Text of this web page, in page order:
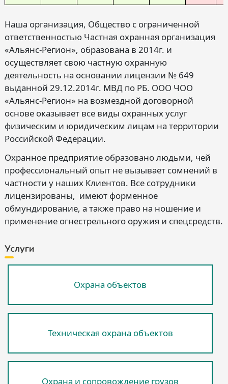
Наша организация, Общество с ограниченной
ответственностью Частная охранная организация
«Альянс-Регион», образована в 2014г. и
осуществляет свою частную охранную
деятельность на основании лицензии № 649
выданной 29.12.2014г. МВД по РБ. ООО ЧОО
«Альянс-Регион» на возмездной договорной
основе оказывает все виды охранных услуг
физическим и юридическим лицам на территории
Российской Федерации.
Охранное предприятие образовано людьми, чей
профессиональный опыт не вызывает сомнений в
частности у наших Клиентов. Все сотрудники
лицензированы, имеют форменное
обмундирование, а также право на ношение и
применение огнестрельного оружия и спецсредств.
Услуги
Охрана объектов
Техническая охрана объектов
Охрана и сопровождение грузов